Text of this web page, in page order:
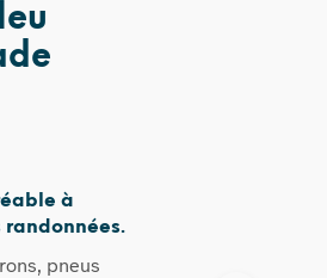
à
randonnées.
pneus